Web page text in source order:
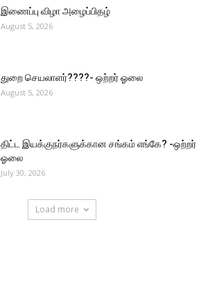
இணைப்பு விழா அழைப்பிதழ்
August 5, 2026
துறை செயலாளர்????- ஒற்றர் ஓலை
August 5, 2026
திட்ட இயக்குநர்களுக்கான சங்கம் எங்கே? -ஒற்றர்
ஓலை
July 30, 2026
Load more